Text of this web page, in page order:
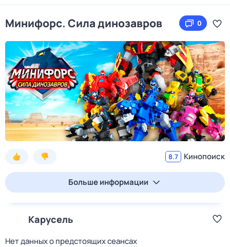
Минифорс. Сила динозавров 0
8.7 Кинопоиск
Больше информации
Карусель
Нет данных о предстоящих сеансах